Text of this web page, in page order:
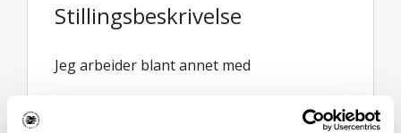
Stillingsbeskrivelse
Jeg arbeider blant annet med